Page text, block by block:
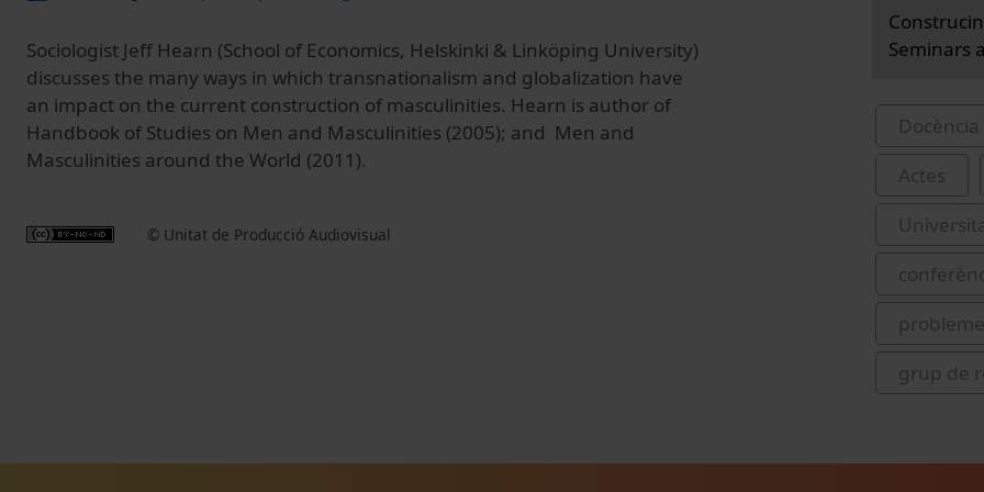
Sociologist Jeff Hearn (School of Economics, Helskinki & Linköping University)
discusses the many ways in which transnationalism and globalization have
an impact on the current construction of masculinities. Hearn is author of
Handbook of Studies on Men and Masculinities (2005); and Men and
Masculinities around the World (2011).
© Unitat de Producció Audiovisual
Seminars
Actes
grup de